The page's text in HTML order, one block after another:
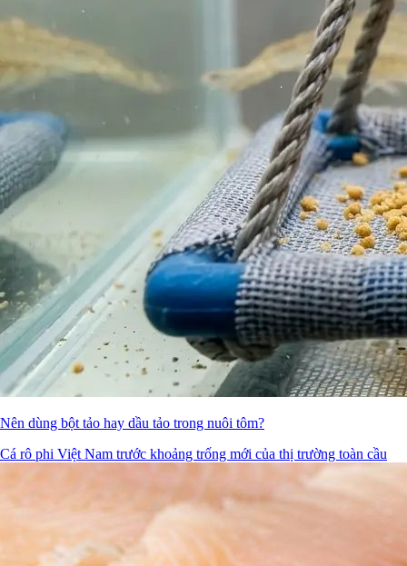
Nên dùng bột tảo hay dầu tảo trong nuôi tôm?
Cá rô phi Việt Nam trước khoảng trống mới của thị trường toàn cầu